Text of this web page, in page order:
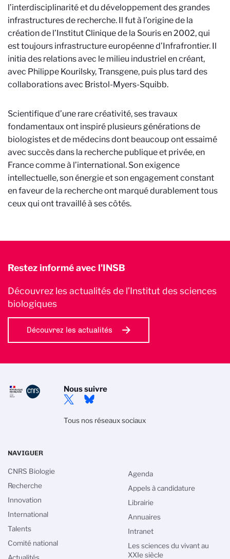
l’interdisciplinarité et du développement des grandes
infrastructures de recherche. Il fut à l’origine de la
création de l’Institut Clinique de la Souris en 2002, qui
est toujours infrastructure européenne d’Infrafrontier. Il
initia des relations avec le milieu industriel en créant,
avec Philippe Kourilsky, Transgene, puis plus tard des
collaborations avec Bristol-Myers-Squibb.
Scientifique d’une rare créativité, ses travaux
fondamentaux ont inspiré plusieurs générations de
biologistes et de médecins dont beaucoup ont essaimé
avec succès dans la recherche publique et privée, en
France comme à l’international. Son exigence
intellectuelle, son énergie et son engagement constant
en faveur de la recherche ont marqué durablement tous
ceux qui ont travaillé à ses côtés.
Restez informé avec l'INSB
Découvrez les actualités de l’Institut des sciences
biologiques
Découvrez les actualités
Nous suivre
Tous nos réseaux sociaux
NAVIGUER
CNRS Biologie
Recherche
Innovation
International
Talents
Comité national
Agenda
Appels à candidature
Librairie
Annuaires
Intranet
Les sciences du vivant au
XXIe siècle